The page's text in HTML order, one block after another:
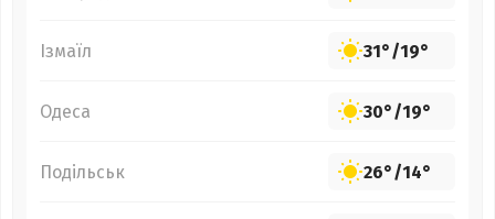
Ізмаїл 31°/19°
Одеса 30°/19°
Подільськ 26°/14°